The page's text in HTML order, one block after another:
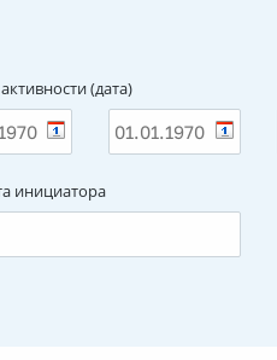
(дата)
инициатора